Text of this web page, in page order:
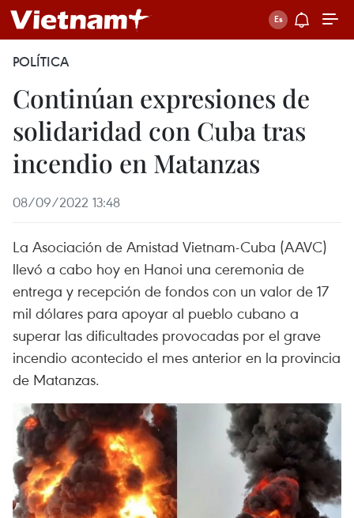
POLÍTICA
Continúan expresiones de
solidaridad con Cuba tras
incendio en Matanzas
08/09/2022 13:48
La Asociación de Amistad Vietnam-Cuba (AAVC)
llevó a cabo hoy en Hanoi una ceremonia de
entrega y recepción de fondos con un valor de 17
mil dólares para apoyar al pueblo cubano a
superar las dificultades provocadas por el grave
incendio acontecido el mes anterior en la provincia
de Matanzas.